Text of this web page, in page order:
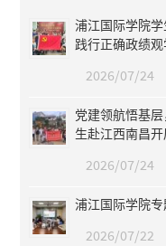
浦江国际学院
践行正确政绩
2026/07/24
党建领航悟基
生赴江西南昌
2026/07/24
浦江国际学院
2026/07/22